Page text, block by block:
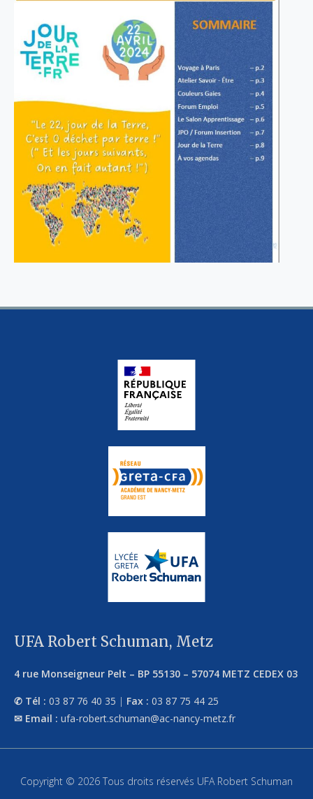
UFA Robert Schuman, Metz
4 rue Monseigneur Pelt – BP 55130 – 57074 METZ CEDEX 03
Tél : 03 87 76 40 35 | Fax : 03 87 75 44 25
Email : ufa-robert.schuman@ac-nancy-metz.fr
Copyright © 2026 Tous droits réservés UFA Robert Schuman